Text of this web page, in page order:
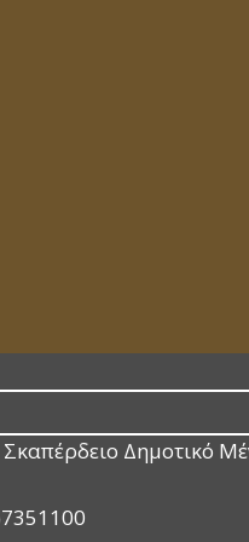
Σκαπέρδειο Δημοτικό